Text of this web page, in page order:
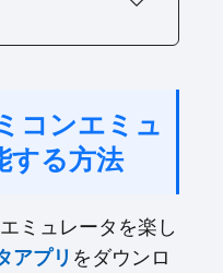
コンエミュ
する方法
ミュレータを楽し
アプリ をダウンロ